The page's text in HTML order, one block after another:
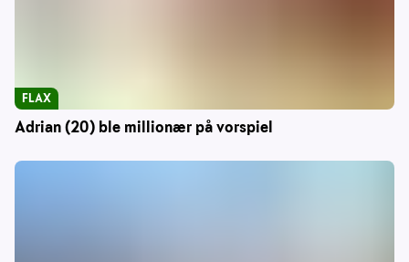
Adrian (20) ble millionær på vorspiel
FLAX